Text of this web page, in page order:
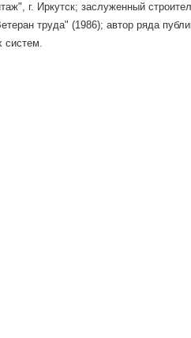
г. Иркутск; заслуженный
труда" (1986); автор ряда
систем.